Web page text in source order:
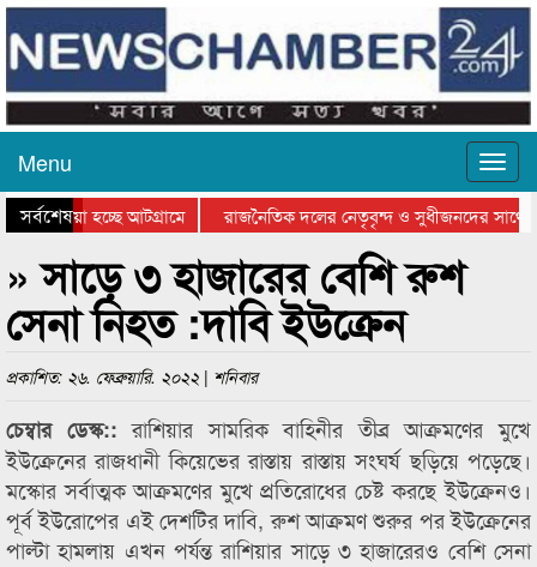
Menu
সর্বশেষ
যাওয়া হচ্ছে আটগ্রামে
রাজনৈতিক দলের নেতৃবৃন্দ ও সুধীজনদের সাথে
সিলেটে বাংলাদেশ গ্রুপ থিয়েটার
» সাড়ে ৩ হাজারের বেশি রুশ
সেনা নিহত :দাবি ইউক্রেন
প্রকাশিত: ২৬. ফেব্রুয়ারি. ২০২২ | শনিবার
চেম্বার ডেস্ক::রাশিয়ার সামরিক বাহিনীর তীব্র আক্রমণের মুখে
ইউক্রেনের রাজধানী কিয়েভের রাস্তায় রাস্তায় সংঘর্ষ ছড়িয়ে পড়েছে।
মস্কোর সর্বাত্মক আক্রমণের মুখে প্রতিরোধের চেষ্ট করছে ইউক্রেনও।
পূর্ব ইউরোপের এই দেশটির দাবি, রুশ আক্রমণ শুরুর পর ইউক্রেনের
পাল্টা হামলায় এখন পর্যন্ত রাশিয়ার সাড়ে ৩ হাজারেরও বেশি সেনা